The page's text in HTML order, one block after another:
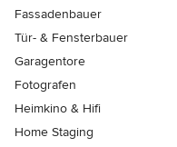
Fassadenbauer
Tür- & Fensterbauer
Garagentore
Fotografen
Heimkino & Hifi
Home Staging